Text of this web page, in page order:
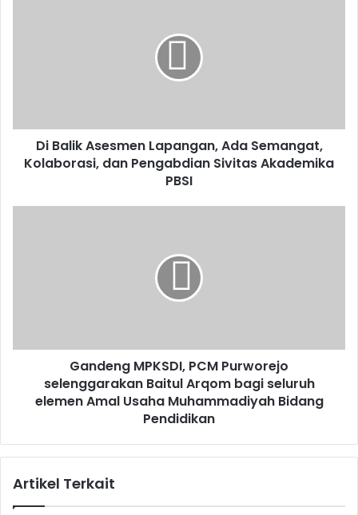
Pengabdian
Sivitas
Akademika
Di Balik Asesmen Lapangan, Ada Semangat,
Kolaborasi, dan Pengabdian Sivitas Akademika
PBSI
seluruh
Usaha
Pendidikan
Gandeng MPKSDI, PCM Purworejo
selenggarakan Baitul Arqom bagi seluruh
elemen Amal Usaha Muhammadiyah Bidang
Pendidikan
Artikel Terkait